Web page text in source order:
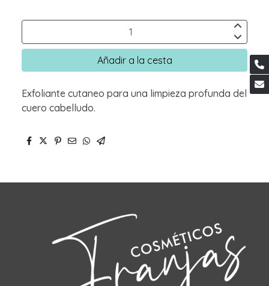
Añadir a la cesta
Exfoliante cutaneo para una limpieza profunda del
cuero cabelludo.